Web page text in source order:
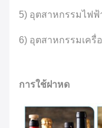
5) อุตสาหกรรมไฟฟ้
6) อุตสาหกรรมเครื่
การใช้ฝาหด